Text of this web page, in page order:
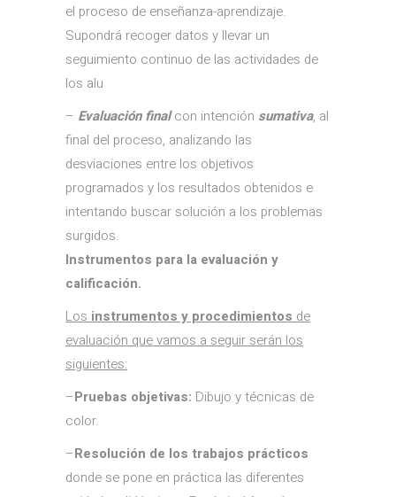
el proceso de enseñanza-aprendizaje.
Supondrá recoger datos y llevar un
seguimiento continuo de las actividades de
los alu
– Evaluación finalcon intención sumativa, al
final del proceso, analizando las
desviaciones entre los objetivos
programados y los resultados obtenidos e
intentando buscar solución a los problemas
surgidos.
Instrumentos para la evaluación y
calificación.
Los instrumentos y procedimientos de
evaluación que vamos a seguir serán los
siguientes:
–Pruebas objetivas: Dibujo y técnicas de
color.
–Resolución de los trabajos prácticos
donde se pone en práctica las diferentes